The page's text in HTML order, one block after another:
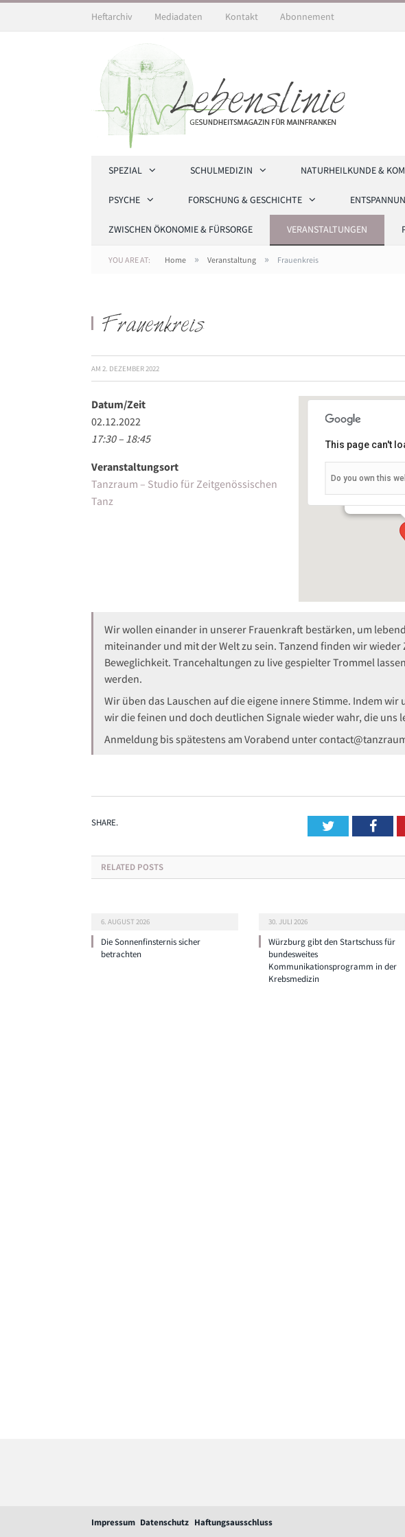
Heftarchiv Mediadaten Kontakt Abonnement
SPEZIAL SCHULMEDIZIN NATURHEILKUNDE &
PSYCHE FORSCHUNG & GESCHICHTE
ZWISCHEN ÖKONOMIE & FÜRSORGE VERANSTALTUNGEN
YOU ARE AT: Home » Veranstaltung » Frauenkreis
Frauenkreis
AM 2. DEZEMBER 2022
This page can't
Do you own this
Datum/Zeit
02.12.2022
17:30 – 18:45
Veranstaltungsort
Tanzraum – Studio für Zeitgenössischen
Tanz
Wir wollen einander in unserer Frauenkraft bestärken, um
miteinander und mit der Welt zu sein. Tanzend finden wir
Beweglichkeit. Trancehaltungen zu live gespielter Trommel
werden.
Wir üben das Lauschen auf die eigene innere Stimme. Indem wir
wir die feinen und doch deutlichen Signale wieder wahr, die uns
Anmeldung bis spätestens am Vorabend unter
SHARE. Twitter
RELATED POSTS
6. AUGUST 2026
Die Sonnenfinsternis sicher
betrachten
30. JULI 2026
Würzburg gibt den Startschuss für
bundesweites
Kommunikationsprogramm in der
Krebsmedizin
Impressum Datenschutz Haftungsausschluss